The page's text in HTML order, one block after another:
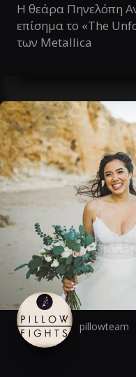
Η θεάρα Πηνελόπη
επίσημα το «The
των Metallica
pillowteam